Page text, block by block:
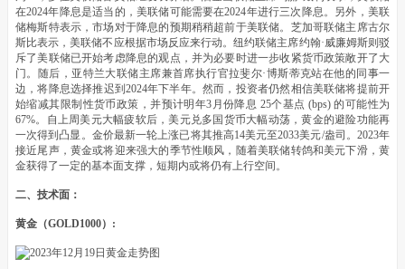
在2024年降息是适当的，美联储可能需要在2024年进行三次降息。另外，美联
储梅斯特表示，市场对于降息的预期稍稍超前于美联储。芝加哥联储主席古尔
斯比表示，美联储不应根据市场反应来行动。纽约联储主席约翰·威廉姆斯则驳
斥了美联储已开始考虑降息的观点，并为必要时进一步收紧货币政策敞开了大
门。随后，亚特兰大联储主席兼首席执行官拉斐尔·博斯蒂克站在他的同事一
边，将降息选择推迟到2024年下半年。然而，投资者仍然相信美联储将提前开
始缩减其限制性货币政策，并预计明年3月份降息 25个基点 (bps) 的可能性为
67%。自上周美元大幅疲软后，美元兑多国货币大幅动荡，黄金的避险功能再
一次得到凸显。金价最新一轮上涨已将其推高14美元至2033美元/盎司。2023年
接近尾声，黄金或将迎来强大的季节性顺风，随着美联储转鸽和美元下滑，黄
金获得了一定的基本面支撑，短期内或将仍有上行空间。
二、技术面：
黄金（GOLD1000）: